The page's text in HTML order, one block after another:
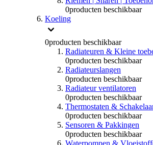
0producten beschikbaar
Koeling
0producten beschikbaar
Radiateuren & Kleine
0producten beschikbaar
Radiateurslangen
0producten beschikbaar
Radiateur ventilatoren
0producten beschikbaar
Thermostaten &
0producten beschikbaar
Sensoren & Pakkingen
0producten beschikbaar
Waterpompen &